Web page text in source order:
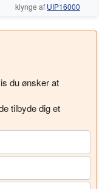
klynge af UIP16000
du ønsker at
tilbyde dig et